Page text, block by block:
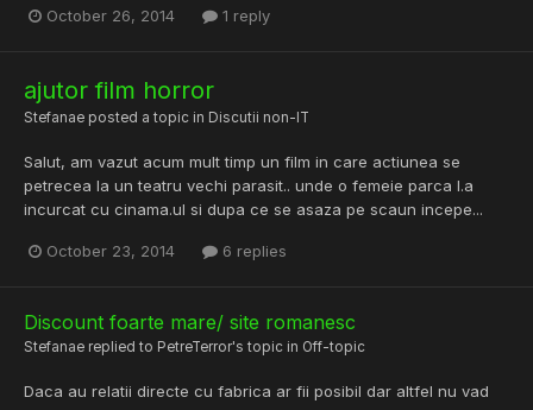
October 26, 2014 1 reply
ajutor film horror
Stefanae posted a topic in Discutii non-IT
Salut, am vazut acum mult timp un film in care actiunea se
petrecea la un teatru vechi parasit.. unde o femeie parca l.a
incurcat cu cinama.ul si dupa ce se asaza pe scaun incepe...
October 23, 2014 6 replies
Discount foarte mare/ site romanesc
Stefanae replied to PetreTerror's topic in Off-topic
Daca au relatii directe cu fabrica ar fii posibil dar altfel nu vad